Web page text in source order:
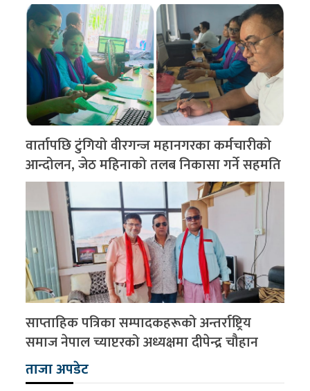
वार्तापछि टुंगियो वीरगन्ज महानगरका कर्मचारीको
आन्दोलन, जेठ महिनाको तलब निकासा गर्ने सहमति
साप्ताहिक पत्रिका सम्पादकहरूको अन्तर्राष्ट्रिय
समाज नेपाल च्याप्टरको अध्यक्षमा दीपेन्द्र चौहान
ताजा अपडेट